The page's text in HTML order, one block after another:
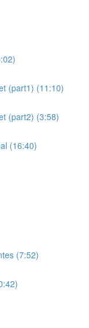
(part1) (11:10)
(part2) (3:58)
(16:40)
(7:52)